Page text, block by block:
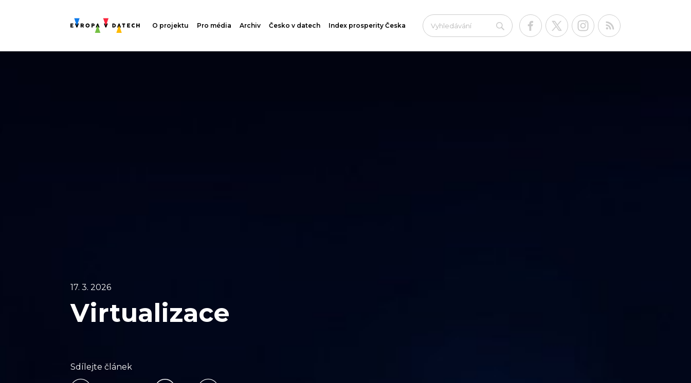
O projektu Pro média Archiv Česko v datech Index prosperity Česka
17. 3. 2026
Virtualizace
Sdílejte článek